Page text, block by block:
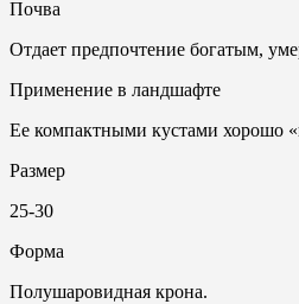
Почвa
Отдает предпочтение богатым,
Применение в ландшафте
Ее компактными кустами хорошо
Размер
25-30
Форма
Полушаровидная крона.